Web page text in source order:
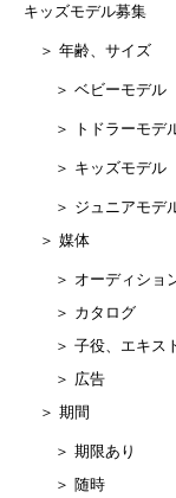
キッズモデル募集
＞ 年齢、サイズ
＞ ベビーモデル
＞ トドラーモデ
＞ キッズモデル
＞ ジュニアモデ
＞ 媒体
＞ オーディション
＞ カタログ
＞ 子役、エキス
＞ 広告
＞ 期間
＞ 期限あり
＞ 随時